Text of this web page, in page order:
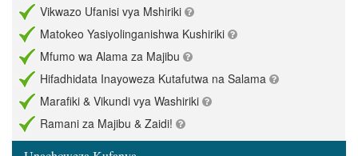
Vikwazo Ufanisi vya Mshiriki
Matokeo Yasiyolinganishwa Kushiriki
Mfumo wa Alama za Majibu
Hifadhidata Inayoweza Kutafutwa na Salama
Marafiki & Vikundi vya Washiriki
Ramani za Majibu & Zaidi!